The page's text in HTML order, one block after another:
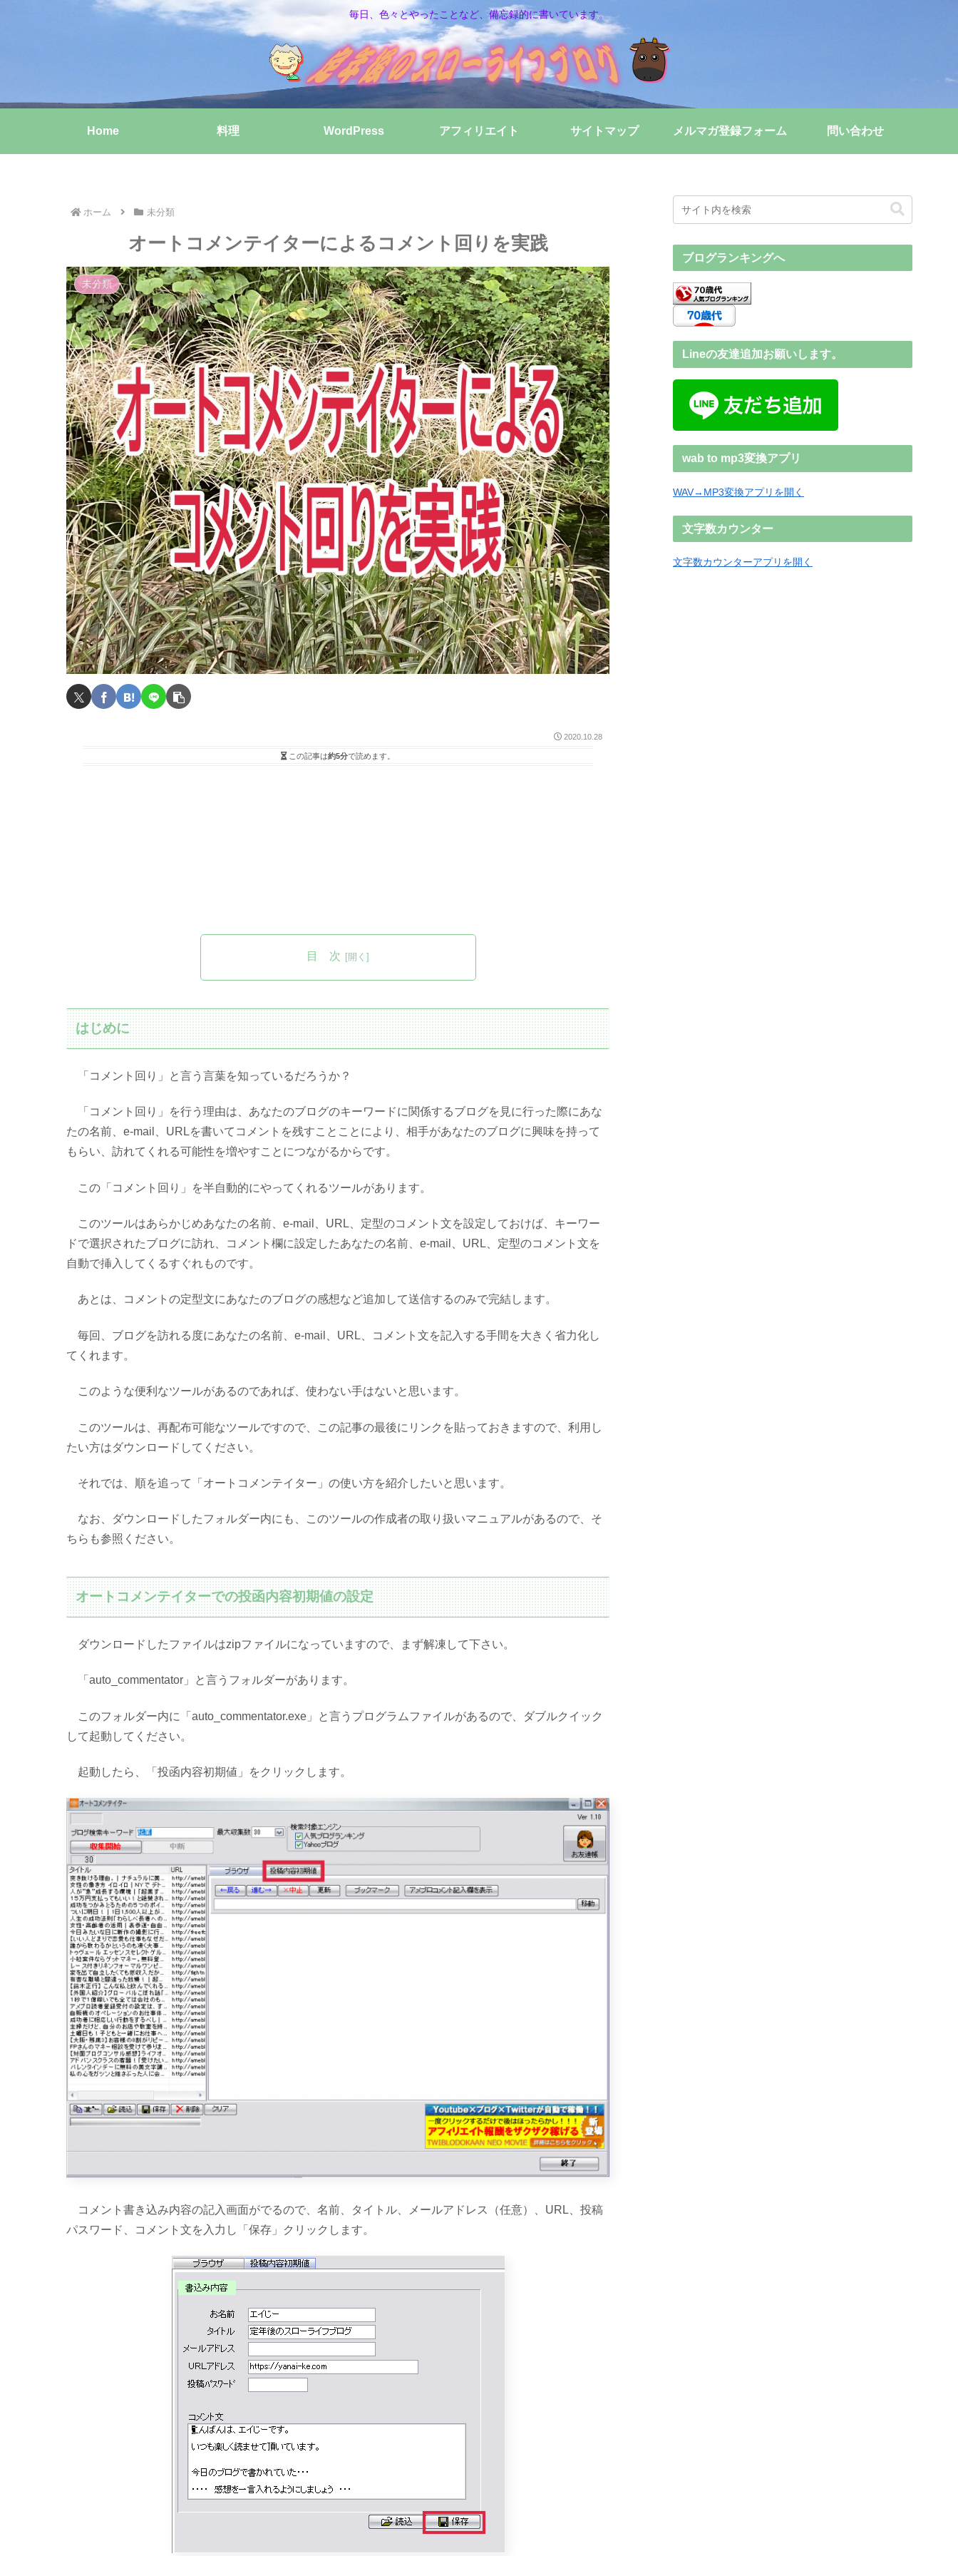
毎日、色々とやったことなど、備忘録的に書いています。
Home 料理 WordPress アフィリエイト サイトマップ メルマガ登録フォーム 問い合わせ
ホーム 未分類
オートコメンテイターによるコメント回りを実践
未分類
2020.10.28
この記事は約5分で読めます。
目 次
はじめに
「コメント回り」と言う言葉を知っているだろうか？
「コメント回り」を行う理由は、あなたのブログのキーワードに関係するブログを見に行った際にあな
たの名前、e-mail、URLを書いてコメントを残すことことにより、相手があなたのブログに興味を持って
もらい、訪れてくれる可能性を増やすことにつながるからです。
この「コメント回り」を半自動的にやってくれるツールがあります。
このツールはあらかじめあなたの名前、e-mail、URL、定型のコメント文を設定しておけば、キーワー
ドで選択されたブログに訪れ、コメント欄に設定したあなたの名前、e-mail、URL、定型のコメント文を
自動で挿入してくるすぐれものです。
あとは、コメントの定型文にあなたのブログの感想など追加して送信するのみで完結します。
毎回、ブログを訪れる度にあなたの名前、e-mail、URL、コメント文を記入する手間を大きく省力化し
てくれます。
このような便利なツールがあるのであれば、使わない手はないと思います。
このツールは、再配布可能なツールですので、この記事の最後にリンクを貼っておきますので、利用し
たい方はダウンロードしてください。
それでは、順を追って「オートコメンテイター」の使い方を紹介したいと思います。
なお、ダウンロードしたフォルダー内にも、このツールの作成者の取り扱いマニュアルがあるので、そ
ちらも参照ください。
オートコメンテイターでの投函内容初期値の設定
ダウンロードしたファイルはzipファイルになっていますので、まず解凍して下さい。
「auto_commentator」と言うフォルダーがあります。
このフォルダー内に「auto_commentator.exe」と言うプログラムファイルがあるので、ダブルクイック
して起動してください。
起動したら、「投函内容初期値」をクリックします。
コメント書き込み内容の記入画面がでるので、名前、タイトル、メールアドレス（任意）、URL、投稿
パスワード、コメント文を入力し「保存」クリックします。
ブログランキングへ
Lineの友達追加お願いします。
wab to mp3変換アプリ
WAV→MP3変換アプリを開く
文字数カウンター
文字数カウンターアプリを開く